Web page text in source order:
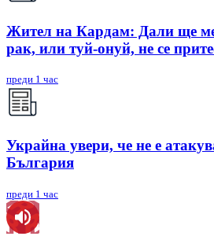
Жител на Кардам: Дали ще
рак, или туй-онуй, не се
преди 1 час
Украйна увери, че не е
България
преди 1 час